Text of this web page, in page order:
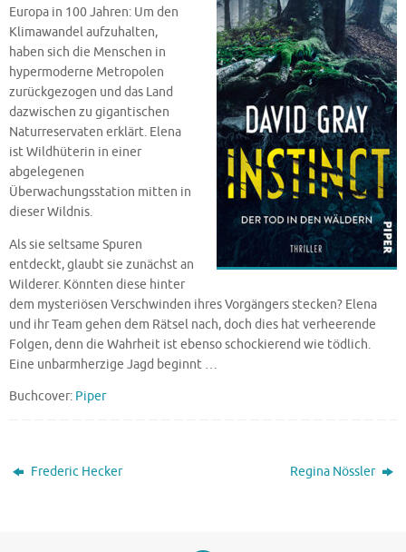
Europa in 100 Jahren: Um den
Klimawandel aufzuhalten,
haben sich die Menschen in
hypermoderne Metropolen
zurückgezogen und das Land
dazwischen zu gigantischen
Naturreservaten erklärt. Elena
ist Wildhüterin in einer
abgelegenen
Überwachungsstation mitten in
dieser Wildnis.
Als sie seltsame Spuren
entdeckt, glaubt sie zunächst an
Wilderer. Könnten diese hinter
dem mysteriösen Verschwinden ihres Vorgängers stecken? Elena
und ihr Team gehen dem Rätsel nach, doch dies hat verheerende
Folgen, denn die Wahrheit ist ebenso schockierend wie tödlich.
Eine unbarmherzige Jagd beginnt …
Buchcover: Piper
Frederic Hecker Regina Nössler